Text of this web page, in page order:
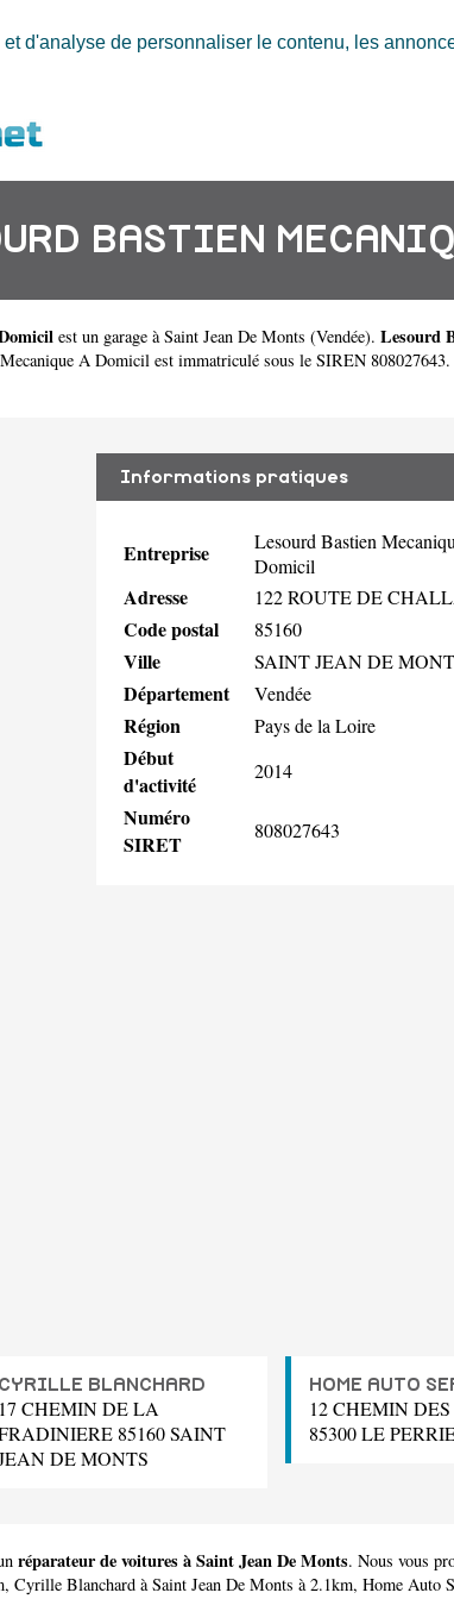
d'analyse de personnaliser le contenu, les
BASTIEN
est un garage à Saint Jean De Monts (Vendée). Lesourd
A Domicil est immatriculé sous le SIREN
Informations pratiques
Entreprise
Lesourd Bastien
Domicil
Adresse 122 ROUTE DE
Code postal 85160
Ville SAINT JEAN DE
Département Vendée
Région Pays de la Loire
Début
d'activité
2014
Numéro
SIRET
808027643
CYRILLE BLANCHARD
17 CHEMIN DE LA
85160 SAINT
DE MONTS
HOME AUTO
12 CHEMIN
85300 LE
réparateur de voitures à Saint Jean De Monts. Nous vous
Cyrille Blanchard à Saint Jean De Monts à 2.1km, Home Auto